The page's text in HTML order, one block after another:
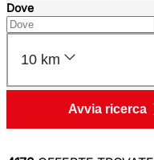
Dove
10 km
Avvia ricerca